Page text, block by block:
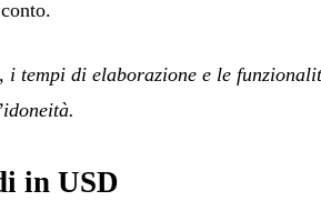
tempi di elaborazione e le
in USD